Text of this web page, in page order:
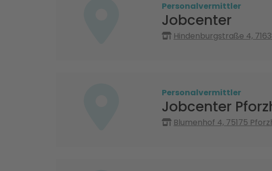
Personalvermittler
Jobcenter
Hindenburgstraße 4,
Personalvermittler
Jobcenter
Blumenhof 4, 75175